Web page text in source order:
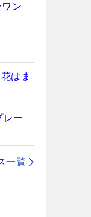
ン
はま
レー
一覧